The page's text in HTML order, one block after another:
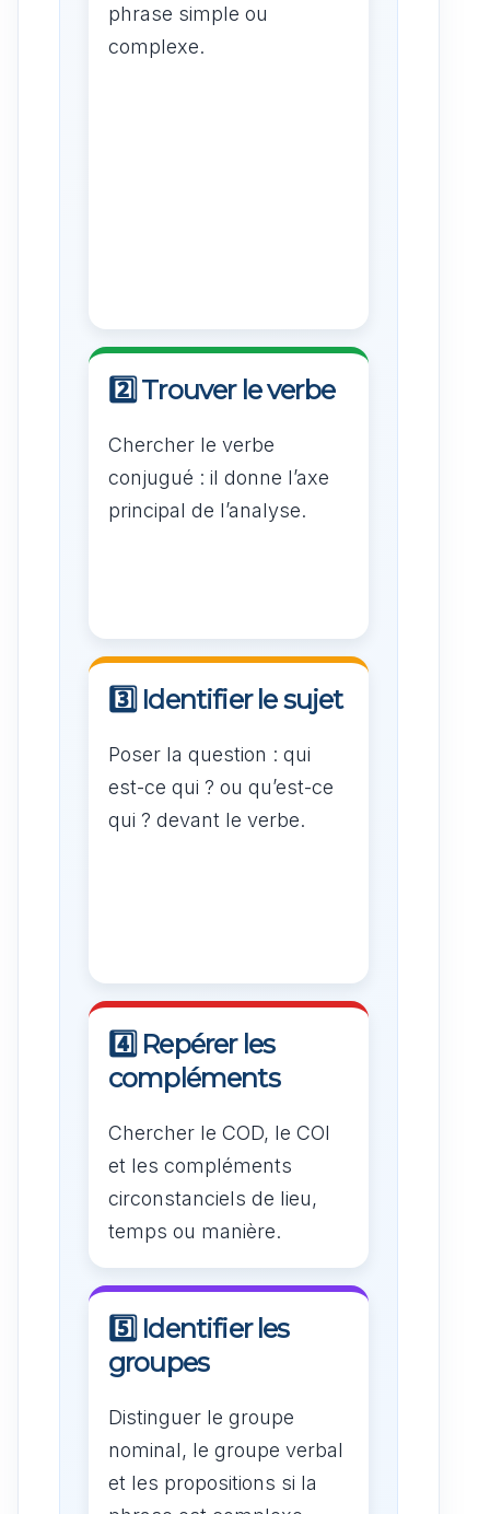
phrase simple ou
complexe.
2️⃣ Trouver le verbe
Chercher le verbe
conjugué : il donne l’axe
principal de l’analyse.
3️⃣ Identifier le sujet
Poser la question : qui
est-ce qui ? ou qu’est-ce
qui ? devant le verbe.
4️⃣ Repérer les
compléments
Chercher le COD, le COI
et les compléments
circonstanciels de lieu,
temps ou manière.
5️⃣ Identifier les
groupes
Distinguer le groupe
nominal, le groupe verbal
et les propositions si la